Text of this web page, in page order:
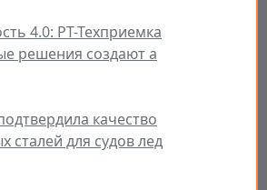
4.0: РТ-Техприемка
решения создают а
качество
сталей для судов лед